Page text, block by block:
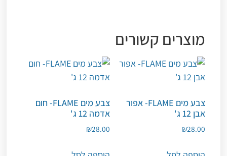
מוצרים קשורים
צבע מים FLAME- אפור
אבן 12 ג'
₪28.00
צבע מים FLAME- חום
אדמה 12 ג'
₪28.00